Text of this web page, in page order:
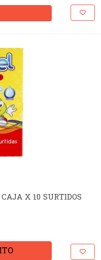
X 10 SURTIDOS